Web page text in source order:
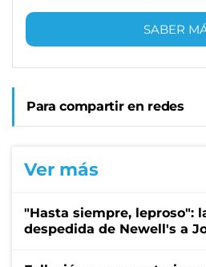
SABER
Para compartir en redes
Ver más
"Hasta siempre, leproso":
despedida de Newell's a